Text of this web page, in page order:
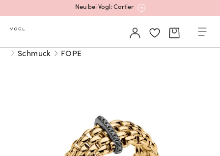
Neu bei Vogl: Cartier
Mehr erfahren: Ikonische Uhren von Cartier
Neu bei Vogl: Uhren von Grand Seiko
Schmuck FOPE